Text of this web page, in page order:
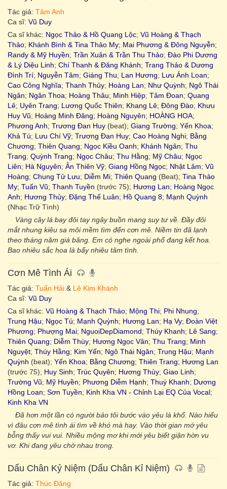
Tác giả: Tâm Anh
Ca sĩ: Vũ Duy
Ca sĩ khác: Ngọc Thảo & Hồ Quang Lộc; Vũ Hoàng & Thạch
Thảo; Khánh Bình & Tina Thảo My; Mai Phương & Đông Nguyễn;
Randy & Mỹ Huyền; Trần Xuân & Trần Thu Thảo; Đào Phi Dương
& Lý Diệu Linh; Chí Thanh & Đăng Khánh; Trang Thảo & Dương
Đình Trí; Nguyễn Tâm; Giáng Thu; Lan Hương; Lưu Ánh Loan;
Cao Công Nghĩa; Thanh Thủy; Hoàng Lan; Như Quỳnh; Ngô Thái
Ngân; Ngân Thoa; Hoàng Thâu; Minh Hiệp; Tâm Đoan; Quang
Lê; Uyên Trang; Lương Quốc Thiên; Khang Lê; Đông Đào; Khưu
Huy Vũ; Hoàng Minh Đăng; Hoàng Nguyên; HOÀNG HOA;
Phương Anh; Trương Đan Huy (beat); Giang Trường; Yến Khoa;
Khả Tú; Lưu Chí Vỹ; Trương Đan Huy; Cao Hoàng Nghi; Bằng
Chương; Thiên Quang; Ngọc Kiều Oanh; Khánh Ngân; Thu
Trang; Quỳnh Trang; Ngọc Châu; Thu Hằng; Mỹ Châu; Ngọc
Liên; Hà Nguyên; Ân Thiên Vỹ; Giang Hồng Ngọc; Nhật Lâm; Vũ
Hoàng; Chung Tử Lưu; Diễm Mi; Thiên Quang (Beat); Tina Thảo
My; Tuấn Vũ; Thanh Tuyền (trước 75); Hương Lan; Hoàng Ngọc
Anh; Hương Thủy; Đặng Thế Luân; Hồ Quang 8; Mạnh Quỳnh
(Nhạc Trữ Tình)
Vàng cây lá bay đôi tay ngây buồn mang suy tư về. Đầy đôi
mắt nhung kiêu sa môi mềm tìm đến cơn mê. Niềm tin đã lạnh
theo tháng năm giá băng. Em có nghe ngoài phố đang kết hoa.
Bao nhiêu sắc hoa là bấy nhiêu tâm tình.
Cơn Mê Tình Ái
Tác giả: Tuấn Hải & Lê Kim Khánh
Ca sĩ: Vũ Duy
Ca sĩ khác: Vũ Hoàng & Thạch Thảo; Mộng Thi; Phi Nhung;
Trung Hậu; Ngọc Tú; Mạnh Quỳnh; Hương Lan; Hạ Vy; Đoàn Việt
Phương; Phượng Mai; NguoiDepDiamond; Thúy Khanh; Lê Sang;
Thiên Quang; Diễm Thùy; Hương Ngọc Vân; Thu Trang; Minh
Nguyệt; Thúy Hằng; Kim Yến; Ngô Thái Ngân; Trung Hậu; Mạnh
Quỳnh (beat); Yến Khoa; Bằng Chương; Thiên Trang; Hương Lan
(trước 75); Huy Sinh; Trúc Quyên; Hương Thủy; Giao Linh;
Trường Vũ; Mỹ Huyền; Phương Diễm Hạnh; Thuý Khanh; Dương
Hồng Loan; Sơn Tuyền; Kinh Kha VN - Chỉnh Lại EQ Của Vocal;
Kinh Kha VN
Đã hơn một lần có người bảo tôi bước vào yêu là khổ. Nào hiểu
vì đâu cơn mê tình ái tìm về khó mà hay. Vào thời gian mớ yêu
bỗng thấy vui vui. Nhiều mộng mơ khi mới yêu biết giận hờn vu
vơ. Khi đang yêu chờ nhau trong.
Dấu Chân Kỷ Niệm (Dấu Chân Kỉ Niệm)
Tác giả: Thúc Đăng